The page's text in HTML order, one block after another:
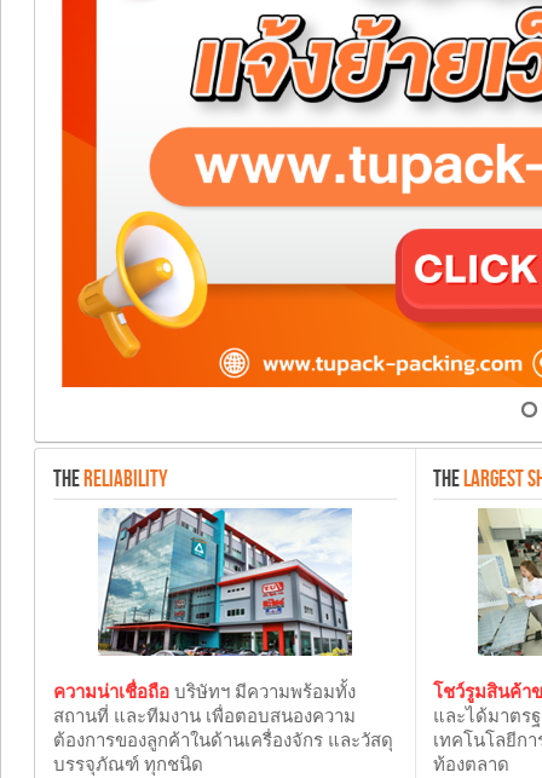
THE RELIABILITY
ความน่าเชื่อถือ บริษัทฯ มีความพร้อมทั้ง
สถานที่ และทีมงาน เพื่อตอบสนองความ
ต้องการของลูกค้าในด้านเครื่องจักร และวัสดุ
บรรจุภัณฑ์ ทุกชนิด
THE LARGEST
โชว์รูมสินค้า
และได้มาตร
เทคโนโลยีก
ท้องตลาด